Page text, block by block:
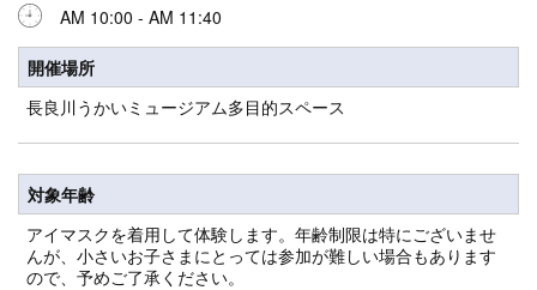
AM 10:00 - AM 11:40
開催場所
長良川うかいミュージアム多目的スペース
対象年齢
アイマスクを着用して体験します。年齢制限は特にございませ
んが、小さいお子さまにとっては参加が難しい場合もあります
ので、予めご了承ください。